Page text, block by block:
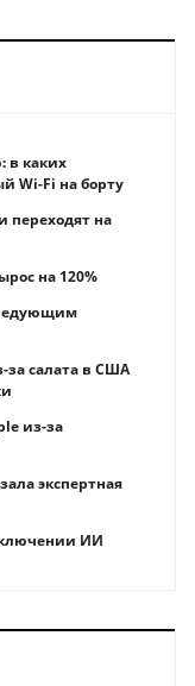
в каких
Wi-Fi на борту
переходят на
на 120%
за салата в США
из-за
экспертная
ИИ